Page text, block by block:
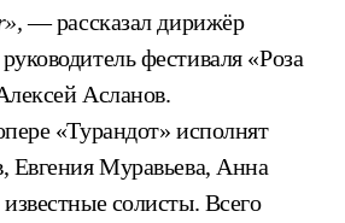
— рассказал дирижёр
фестиваля «Роза
Асланов.
«Турандот» исполнят
Евгения Муравьева, Анна
солисты. Всего